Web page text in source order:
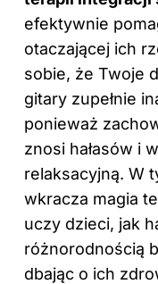
efektywnie
otaczającej ich
sobie, że Twoje
gitary zupełnie
ponieważ
znosi hałasów i
relaksacyjną. W
wkracza magia
uczy dzieci, jak
różnorodnością
dbając o ich